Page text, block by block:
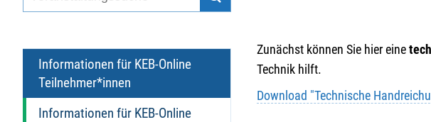
Informationen für KEB-Online
Teilnehmer*innen
Informationen für KEB-Online
Zunächst können Sie hier eine
Technik hilft.
Download "Technische